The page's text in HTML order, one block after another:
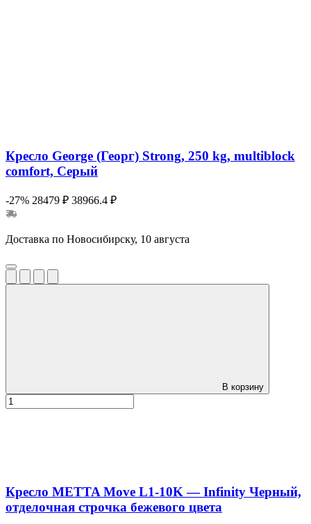
Кресло George (Георг) Strong, 250 kg, multiblock
comfort, Серый
-27% 28479 ₽ 38966.4 ₽
Доставка по Новосибирску, 10 августа
В корзину
Кресло METTA Move L1-10K — Infinity Черный,
отделочная строчка бежевого цвета